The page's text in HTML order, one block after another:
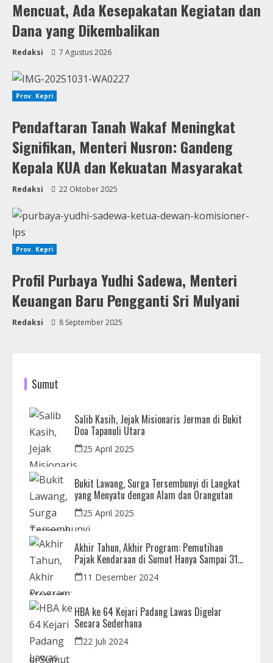
Mencuat, Ada Kesepakatan Kegiatan dan
Dana yang Dikembalikan
Redaksi 7 Agustus 2026
Prov. Kepri
Pendaftaran Tanah Wakaf Meningkat
Signifikan, Menteri Nusron: Gandeng
Kepala KUA dan Kekuatan Masyarakat
Redaksi 22 Oktober 2025
Prov. Kepri
Profil Purbaya Yudhi Sadewa, Menteri
Keuangan Baru Pengganti Sri Mulyani
Redaksi 8 September 2025
Sumut
Salib Kasih, Jejak Misionaris Jerman di Bukit
Doa Tapanuli Utara
25 April 2025
Bukit Lawang, Surga Tersembunyi di Langkat
yang Menyatu dengan Alam dan Orangutan
25 April 2025
Akhir Tahun, Akhir Program: Pemutihan
Pajak Kendaraan di Sumut Hanya Sampai 31
Desember
11 Desember 2024
HBA ke 64 Kejari Padang Lawas Digelar
Secara Sederhana
22 Juli 2024